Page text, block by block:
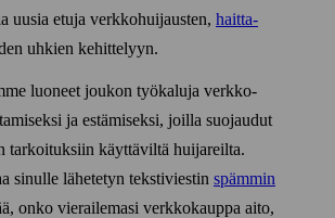
uusia etuja verkko­huijausten, haitta­
uhkien kehittelyyn.
luoneet joukon työ­kaluja verkko­
ja estämiseksi, joilla suojaudut
tarkoituksiin käyttäviltä huijareilta.
sinulle lähetetyn teksti­viestin spämmin
onko vierailemasi verkko­kauppa aito,